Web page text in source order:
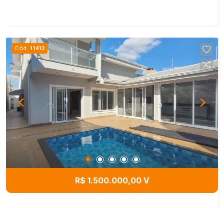
paralelas Um lar pensado nos mínimos detalhes
para oferecer conforto, praticidade e bem-estar.
Agende já a sua visita com um de nossos
corretores!
Cód. 11413
R$ 1.500.000,00 V